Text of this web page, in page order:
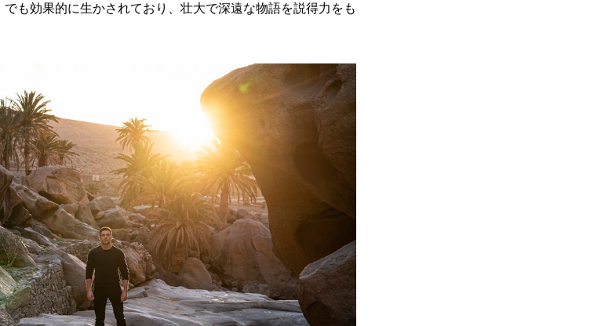
も効果的に生かされており、壮大で深遠な物語を説得力をも